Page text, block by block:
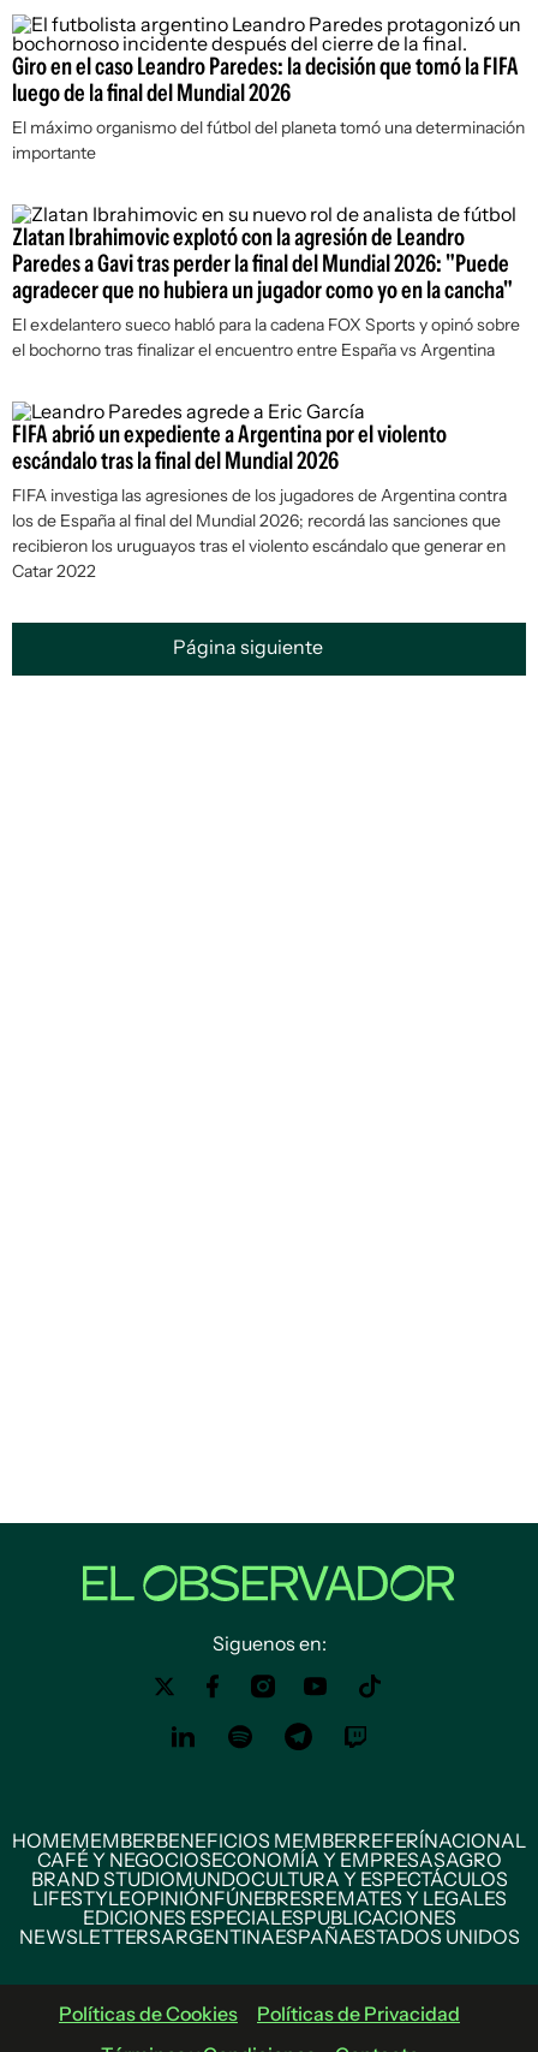
Giro en el caso Leandro Paredes: la decisión que tomó la FIFA
luego de la final del Mundial 2026
El máximo organismo del fútbol del planeta tomó una determinación
importante
Zlatan Ibrahimovic explotó con la agresión de Leandro
Paredes a Gavi tras perder la final del Mundial 2026: "Puede
agradecer que no hubiera un jugador como yo en la cancha"
El exdelantero sueco habló para la cadena FOX Sports y opinó sobre
el bochorno tras finalizar el encuentro entre España vs Argentina
FIFA abrió un expediente a Argentina por el violento
escándalo tras la final del Mundial 2026
FIFA investiga las agresiones de los jugadores de Argentina contra
los de España al final del Mundial 2026; recordá las sanciones que
recibieron los uruguayos tras el violento escándalo que generar en
Catar 2022
Página siguiente
Siguenos en:
HOMEMEMBERBENEFICIOS MEMBERREFERÍNACIONAL
CAFÉ Y NEGOCIOSECONOMÍA Y EMPRESASAGRO
BRAND STUDIOMUNDOCULTURA Y ESPECTÁCULOS
LIFESTYLEOPINIÓNFÚNEBRESREMATES Y LEGALES
EDICIONES ESPECIALESPUBLICACIONES
NEWSLETTERSARGENTINAESPAÑAESTADOS UNIDOS
Políticas de Cookies
Políticas de Privacidad